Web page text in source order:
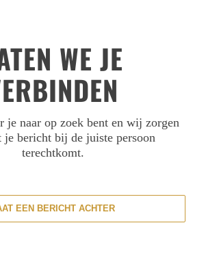
WE JE
je naar op zoek bent en wij zorgen
je bericht bij de juiste persoon
terechtkomt.
EEN BERICHT ACHTER